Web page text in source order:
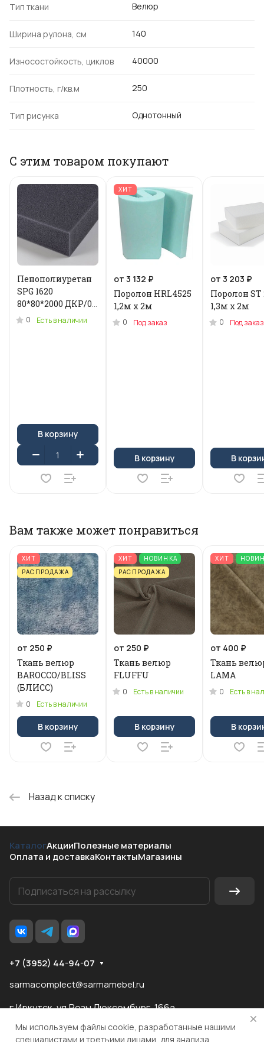
Тип ткани Велюр
Ширина рулона, см 140
Износостойкость, циклов 40000
Плотность, г/кв.м 250
Тип рисунка Однотонный
С этим товаром покупают
Пенополиуретан
SPG 1620
80*80*2000 ДКР/0.2
кг .N-3955U
0 Есть в наличии
В корзину
ХИТ
от 3 132 ₽
Поролон HRL4525
1,2м x 2м
0 Под заказ
В корзину
от 3 203 ₽
Поролон ST
1,3м х 2м
0 Под заказ
В
Вам также может понравиться
ХИТ
РАСПРОДАЖА
от 250 ₽
Ткань велюр
BAROCCO/BLISS
(БЛИСС)
0 Есть в наличии
В корзину
ХИТ
НОВИНКА
РАСПРОДАЖА
от 250 ₽
Ткань велюр
FLUFFU
0 Есть в наличии
В корзину
ХИТ
от 400 ₽
Ткань
LAMA
0 Есть в
В
Назад к списку
КаталогАкцииПолезные материалы
Оплата и доставкаКонтактыМагазины
+7 (3952) 44-94-07
sarmacomplect@sarmamebel.ru
г.Иркутск, ул.Розы Люксембург, 166а
Мы используем файлы cookie, разработанные нашими
специалистами и третьими лицами, для анализа